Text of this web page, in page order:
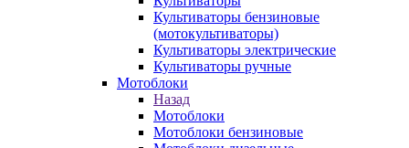
Культиваторы бензиновые
(мотокультиваторы)
Культиваторы электрические
Культиваторы ручные
Мотоблоки
Назад
Мотоблоки
Мотоблоки бензиновые